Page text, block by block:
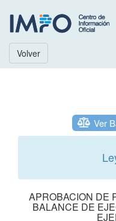
Volver
Ver
APROBACION DE
BALANCE DE